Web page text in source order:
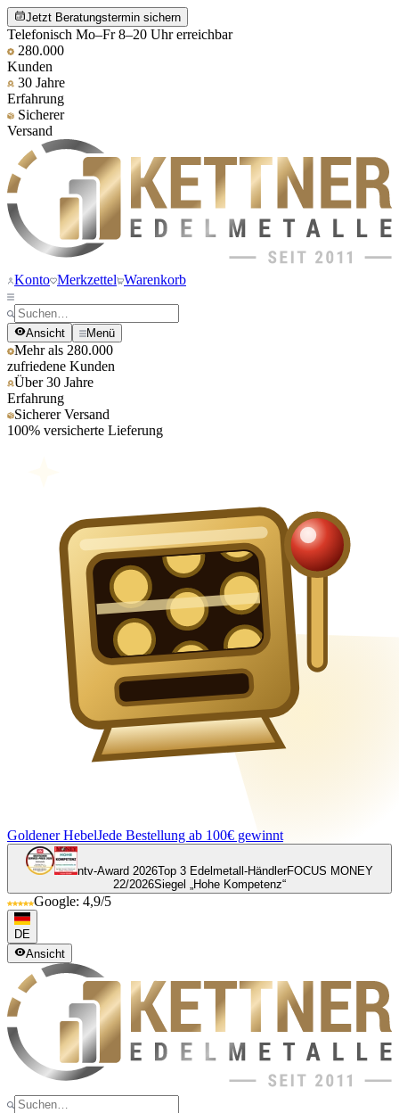
Jetzt Beratungstermin sichern
Telefonisch Mo–Fr 8–20 Uhr erreichbar
280.000
Kunden
30 Jahre
Erfahrung
Sicherer
Versand
Konto Merkzettel Warenkorb
Ansicht Menü
Mehr als 280.000
zufriedene Kunden
Über 30 Jahre
Erfahrung
Sicherer Versand
100% versicherte Lieferung
Goldener HebelJede Bestellung ab 100€ gewinnt
ntv-Award 2026Top 3 Edelmetall-HändlerFOCUS MONEY
22/2026Siegel „Hohe Kompetenz“
Google: 4,9/5
DE
Ansicht